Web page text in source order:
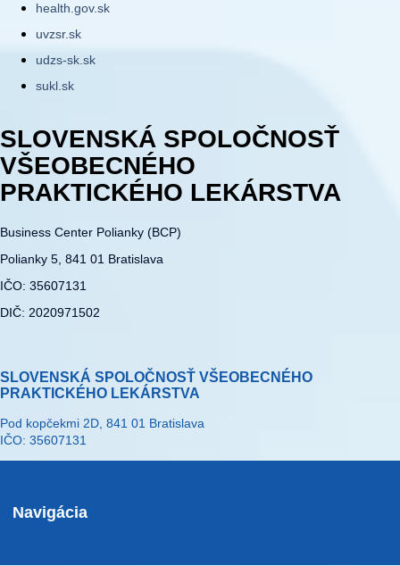
health.gov.sk
uvzsr.sk
udzs-sk.sk
sukl.sk
SLOVENSKÁ SPOLOČNOSŤ
VŠEOBECNÉHO
PRAKTICKÉHO LEKÁRSTVA
Business Center Polianky (BCP)
Polianky 5, 841 01 Bratislava
IČO: 35607131
DIČ: 2020971502
SLOVENSKÁ SPOLOČNOSŤ VŠEOBECNÉHO
PRAKTICKÉHO LEKÁRSTVA
Pod kopčekmi 2D, 841 01 Bratislava
IČO: 35607131
Navigácia